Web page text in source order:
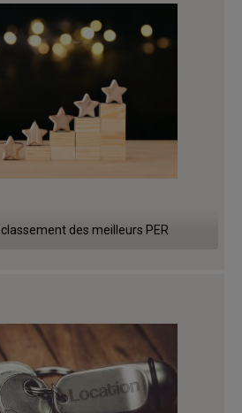
des meilleurs PER